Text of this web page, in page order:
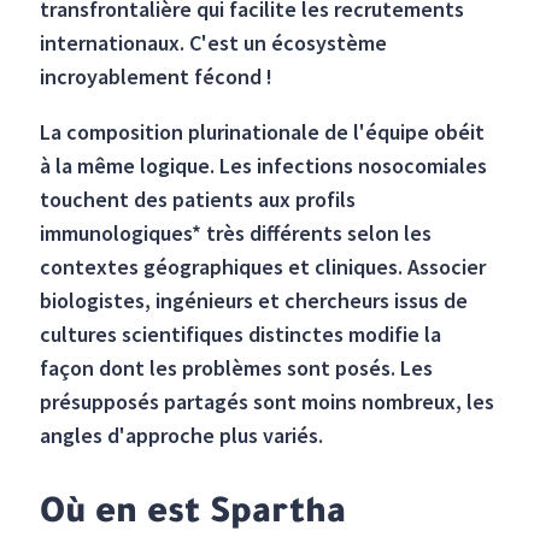
transfrontalière qui facilite les recrutements
internationaux. C'est un écosystème
incroyablement fécond !
La composition plurinationale de l'équipe obéit
à la même logique. Les infections nosocomiales
touchent des patients aux profils
immunologiques* très différents selon les
contextes géographiques et cliniques. Associer
biologistes, ingénieurs et chercheurs issus de
cultures scientifiques distinctes modifie la
façon dont les problèmes sont posés. Les
présupposés partagés sont moins nombreux, les
angles d'approche plus variés.
Où en est Spartha